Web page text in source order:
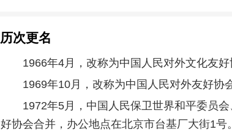
历次更名
1966年4月，改称为中国人民对外文化友好
1969年10月，改称为中国人民对外友好协
1972年5月，中国人民保卫世界和平委员
好协会合并，办公地点在北京市台基厂大街1号。